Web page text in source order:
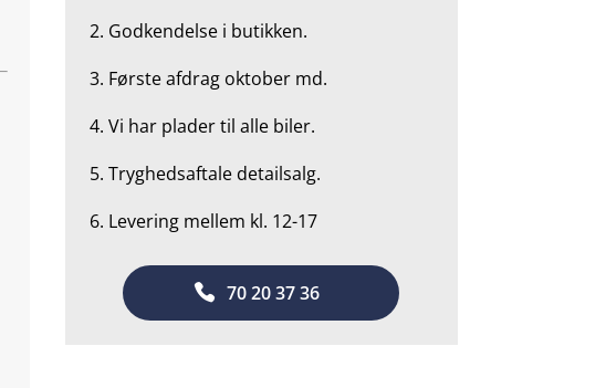
2. Godkendelse i butikken.
3. Første afdrag oktober md.
4. Vi har plader til alle biler.
5. Tryghedsaftale detailsalg.
6. Levering mellem kl. 12-17
70 20 37 36